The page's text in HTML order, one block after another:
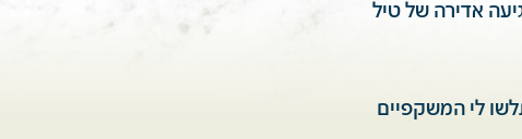
אדירה של טיל
לי המשקפיים